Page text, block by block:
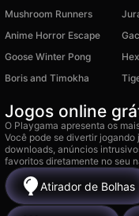
Mushroom Runners
Anime Horror Escape
Goose Winter Pong
Boris and Timokha
Jogos online
O Playgama apresenta os
Você pode se divertir
downloads, anúncios
favoritos diretamente no seu
Atirador de Bolhas